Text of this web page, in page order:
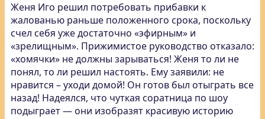
Женя Иго решил потребовать прибавки к
жалованью раньше положенного срока, поскольку
счел себя уже достаточно «эфирным» и
«зрелищным». Прижимистое руководство отказало:
«хомячки» не должны зарываться! Женя то ли не
понял, то ли решил настоять. Ему заявили: не
нравится – уходи домой! Он готов был отыграть все
назад! Надеялся, что чуткая соратница по шоу
подыграет — они изобразят красивую историю